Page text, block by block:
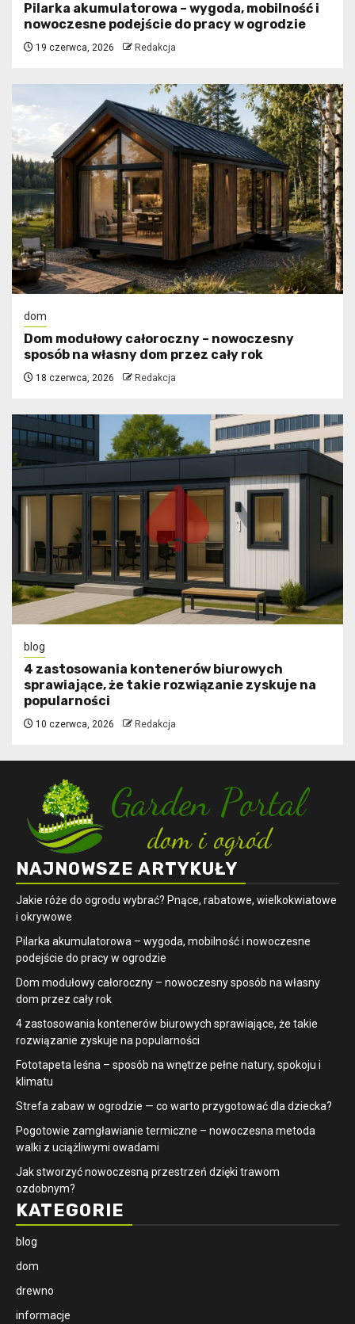
Pilarka akumulatorowa – wygoda, mobilność i
nowoczesne podejście do pracy w ogrodzie
19 czerwca, 2026 Redakcja
dom
Dom modułowy całoroczny – nowoczesny
sposób na własny dom przez cały rok
18 czerwca, 2026 Redakcja
blog
4 zastosowania kontenerów biurowych
sprawiające, że takie rozwiązanie zyskuje na
popularności
10 czerwca, 2026 Redakcja
NAJNOWSZE ARTYKUŁY
Jakie róże do ogrodu wybrać? Pnące, rabatowe, wielkokwiatowe
i okrywowe
Pilarka akumulatorowa – wygoda, mobilność i nowoczesne
podejście do pracy w ogrodzie
Dom modułowy całoroczny – nowoczesny sposób na własny
dom przez cały rok
4 zastosowania kontenerów biurowych sprawiające, że takie
rozwiązanie zyskuje na popularności
​Fototapeta leśna – sposób na wnętrze pełne natury, spokoju i
klimatu
Strefa zabaw w ogrodzie — co warto przygotować dla dziecka?
Pogotowie zamgławianie termiczne – nowoczesna metoda
walki z uciążliwymi owadami
Jak stworzyć nowoczesną przestrzeń dzięki trawom
ozdobnym?
KATEGORIE
blog
dom
drewno
informacje